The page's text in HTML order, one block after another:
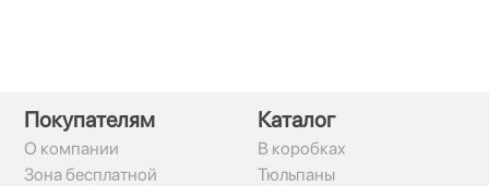
Покупателям
О компании
Зона бесплатной
Каталог
В коробках
Тюльпаны